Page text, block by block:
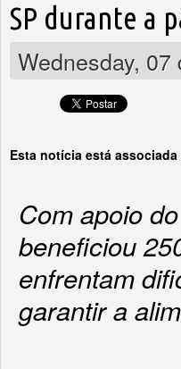
SP durante a
Wednesday,
Esta notícia está associada
Com apoio
beneficiou
enfrentam
garantir a